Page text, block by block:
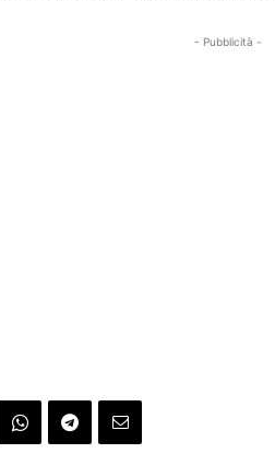
- Pubblicità -